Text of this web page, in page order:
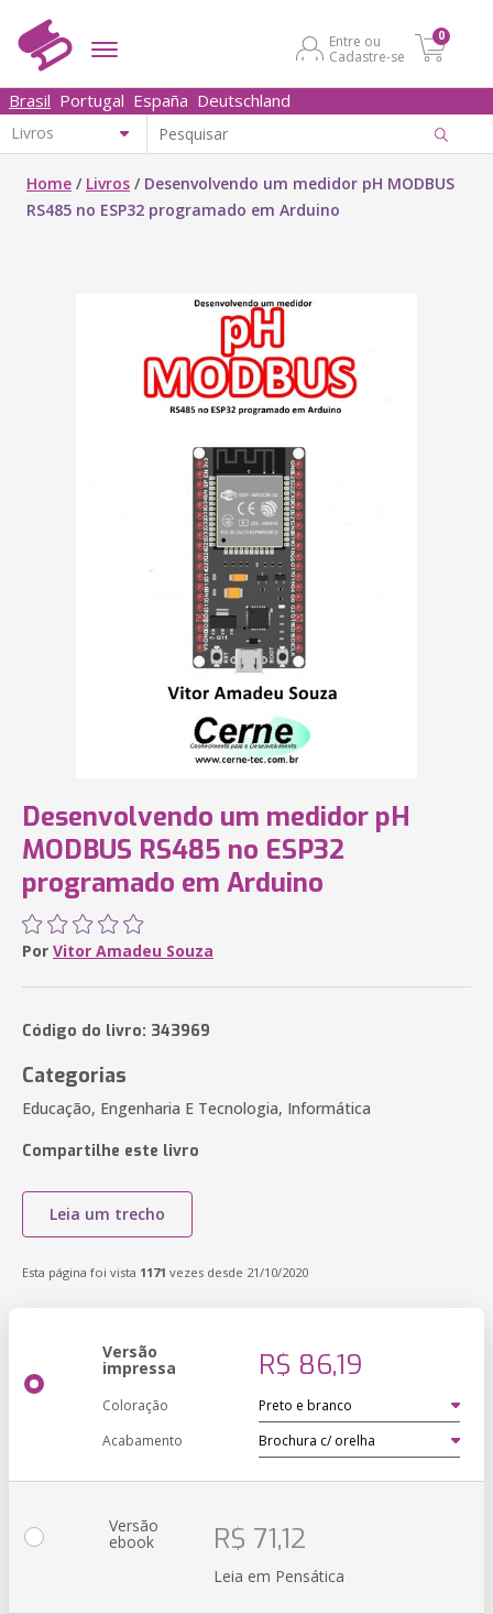
Entre ou
Cadastre-se
0
Brasil Portugal España Deutschland
Home / Livros / Desenvolvendo um medidor pH MODBUS
RS485 no ESP32 programado em Arduino
Desenvolvendo um medidor pH
MODBUS RS485 no ESP32
programado em Arduino
Por Vitor Amadeu Souza
Código do livro: 343969
Categorias
Educação, Engenharia E Tecnologia, Informática
Compartilhe este livro
Leia um trecho
Esta página foi vista 1171 vezes desde 21/10/2020
Versão
impressa R$ 86,19
Coloração
Acabamento
Versão
ebook R$ 71,12
Leia em Pensática